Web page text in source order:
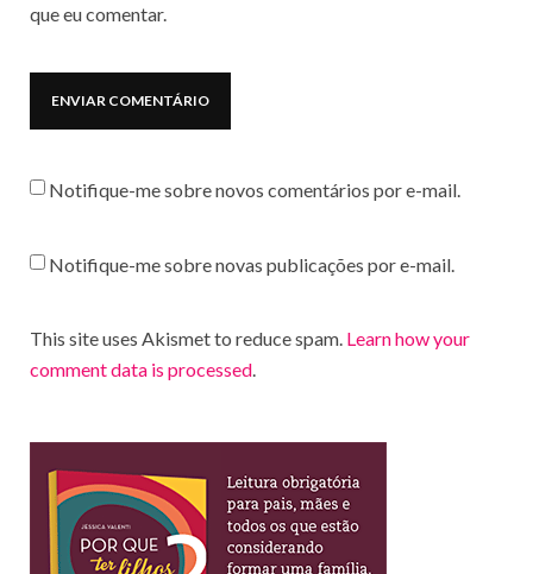
que eu comentar.
Notifique-me sobre novos comentários por e-mail.
Notifique-me sobre novas publicações por e-mail.
This site uses Akismet to reduce spam. Learn how your
comment data is processed.